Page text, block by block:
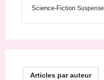
Science-Fiction Suspense
Articles par auteur